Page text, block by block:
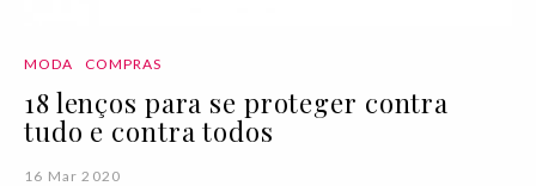
MODA COMPRAS
18 lenços para se proteger contra
tudo e contra todos
16 Mar 2020